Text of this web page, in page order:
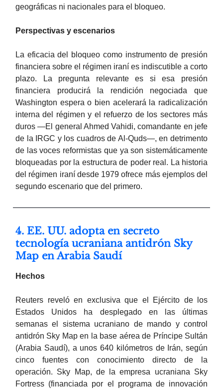
geográficas ni nacionales para el bloqueo.
Perspectivas y escenarios
La eficacia del bloqueo como instrumento de presión
financiera sobre el régimen iraní es indiscutible a corto
plazo. La pregunta relevante es si esa presión
financiera producirá la rendición negociada que
Washington espera o bien acelerará la radicalización
interna del régimen y el refuerzo de los sectores más
duros —El general Ahmed Vahidi, comandante en jefe
de la IRGC y los cuadros de Al-Quds—, en detrimento
de las voces reformistas que ya son sistemáticamente
bloqueadas por la estructura de poder real. La historia
del régimen iraní desde 1979 ofrece más ejemplos del
segundo escenario que del primero.
4. EE. UU. adopta en secreto
tecnología ucraniana antidrón Sky
Map en Arabia Saudí
Hechos
Reuters reveló en exclusiva que el Ejército de los
Estados Unidos ha desplegado en las últimas
semanas el sistema ucraniano de mando y control
antidrón Sky Map en la base aérea de Príncipe Sultán
(Arabia Saudí), a unos 640 kilómetros de Irán, según
cinco fuentes con conocimiento directo de la
operación. Sky Map, de la empresa ucraniana Sky
Fortress (financiada por el programa de innovación